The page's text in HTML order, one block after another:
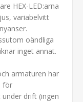
HEX-LED:arna
variabelvitt
oändliga
inget annat.
armaturen har
för
drift (ingen